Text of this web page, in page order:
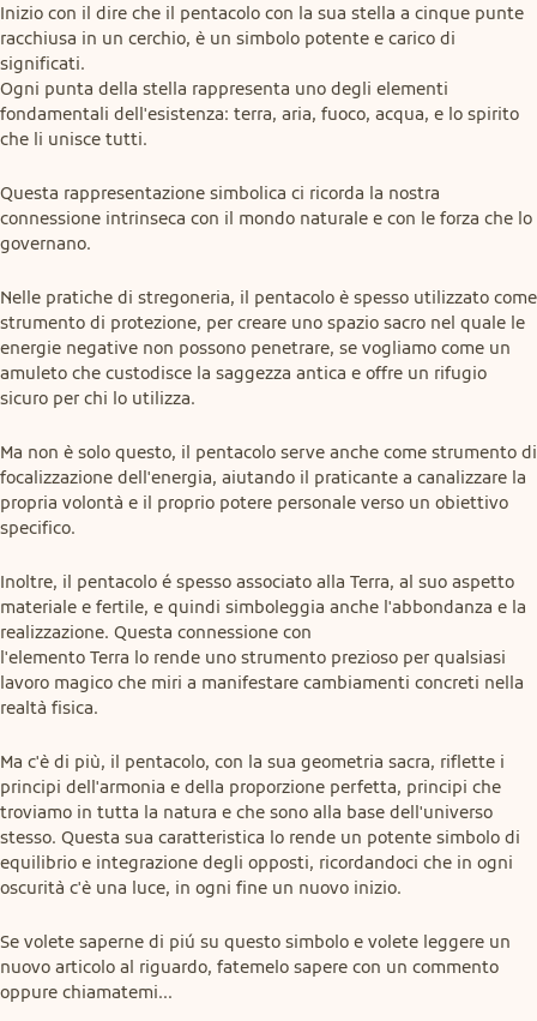
Inizio con il dire che il pentacolo con la sua stella a cinque punte
racchiusa in un cerchio, è un simbolo potente e carico di
significati.
Ogni punta della stella rappresenta uno degli elementi
fondamentali dell'esistenza: terra, aria, fuoco, acqua, e lo spirito
che li unisce tutti.
Questa rappresentazione simbolica ci ricorda la nostra
connessione intrinseca con il mondo naturale e con le forza che lo
governano.
Nelle pratiche di stregoneria, il pentacolo è spesso utilizzato come
strumento di protezione, per creare uno spazio sacro nel quale le
energie negative non possono penetrare, se vogliamo come un
amuleto che custodisce la saggezza antica e offre un rifugio
sicuro per chi lo utilizza.
Ma non è solo questo, il pentacolo serve anche come strumento di
focalizzazione dell'energia, aiutando il praticante a canalizzare la
propria volontà e il proprio potere personale verso un obiettivo
specifico.
Inoltre, il pentacolo é spesso associato alla Terra, al suo aspetto
materiale e fertile, e quindi simboleggia anche l'abbondanza e la
realizzazione. Questa connessione con
l'elemento Terra lo rende uno strumento prezioso per qualsiasi
lavoro magico che miri a manifestare cambiamenti concreti nella
realtà fisica.
Ma c'è di più, il pentacolo, con la sua geometria sacra, riflette i
principi dell'armonia e della proporzione perfetta, principi che
troviamo in tutta la natura e che sono alla base dell'universo
stesso. Questa sua caratteristica lo rende un potente simbolo di
equilibrio e integrazione degli opposti, ricordandoci che in ogni
oscurità c'è una luce, in ogni fine un nuovo inizio.
Se volete saperne di piú su questo simbolo e volete leggere un
nuovo articolo al riguardo, fatemelo sapere con un commento
oppure chiamatemi...